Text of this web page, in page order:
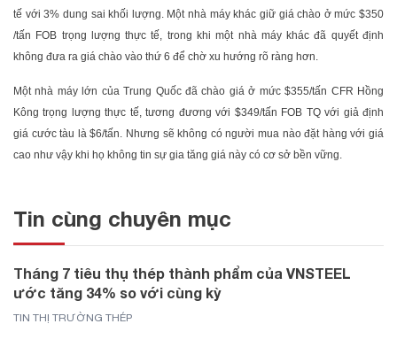
tế với 3% dung sai khối lượng. Một nhà máy khác giữ giá chào ở mức $350
/tấn FOB trọng lượng thực tế, trong khi một nhà máy khác đã quyết định
không đưa ra giá chào vào thứ 6 để chờ xu hướng rõ ràng hơn.
Một nhà máy lớn của Trung Quốc đã chào giá ở mức $355/tấn CFR Hồng
Kông trọng lượng thực tế, tương đương với $349/tấn FOB TQ với giả định
giá cước tàu là $6/tấn. Nhưng sẽ không có người mua nào đặt hàng với giá
cao như vậy khi họ không tin sự gia tăng giá này có cơ sở bền vững.
Tin cùng chuyên mục
Tháng 7 tiêu thụ thép thành phẩm của VNSTEEL
ước tăng 34% so với cùng kỳ
TIN THỊ TRƯỜNG THÉP